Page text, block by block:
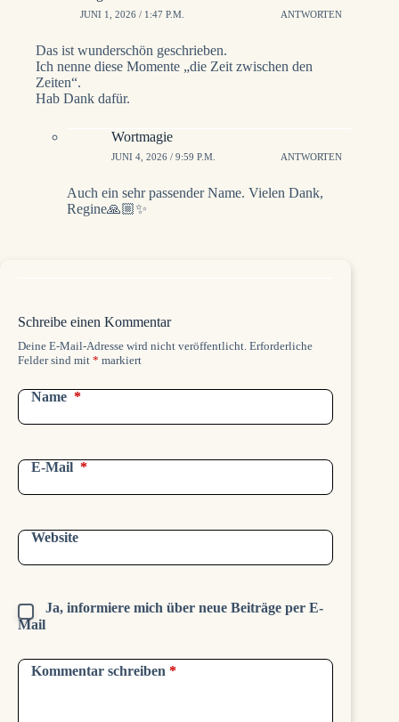
JUNI 1, 2026 / 1:47 P.M. ANTWORTEN
Das ist wunderschön geschrieben.
Ich nenne diese Momente „die Zeit zwischen den
Zeiten“.
Hab Dank dafür.
Wortmagie
JUNI 4, 2026 / 9:59 P.M. ANTWORTEN
Auch ein sehr passender Name. Vielen Dank,
Regine🙏🏼✨️
Schreibe einen Kommentar
Deine E-Mail-Adresse wird nicht veröffentlicht. Erforderliche
Felder sind mit * markiert
Name *
E-Mail *
Website
Ja, informiere mich über neue Beiträge per E-
Mail
Kommentar schreiben *